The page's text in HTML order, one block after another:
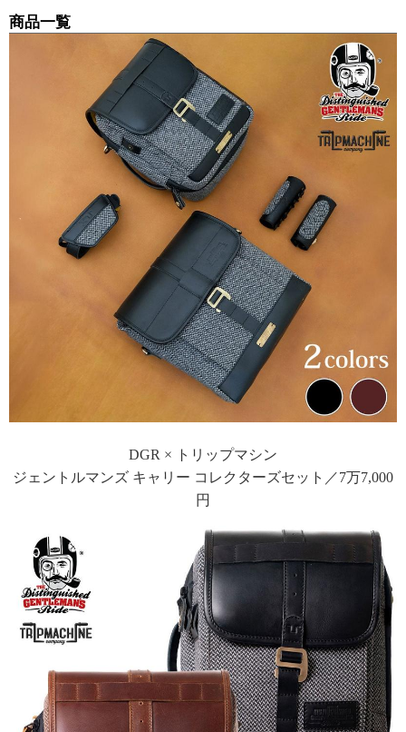
商品一覧
DGR × トリップマシン
ジェントルマンズ キャリー コレクターズセット／7万7,000
円